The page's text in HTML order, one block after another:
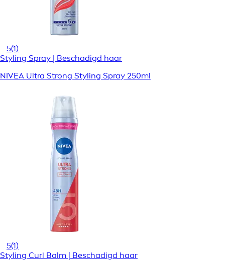
5(1)
Styling Spray | Beschadigd haar
NIVEA Ultra Strong Styling Spray 250ml
5(1)
Styling Curl Balm | Beschadigd haar